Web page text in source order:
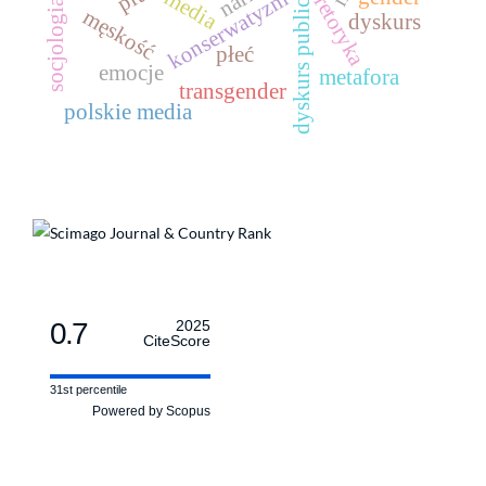
konserwatyzmdyskurs publicznyretoryka
męskość płeć
transgender
polskie media
dyskurs
metafora
emocje
0.7
2025
CiteScore
31st percentile
Powered by Scopus